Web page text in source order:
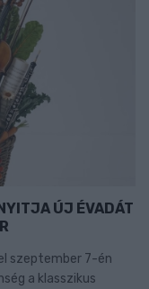
ÚJ ÉVADÁT
szeptember 7-én
a klasszikus